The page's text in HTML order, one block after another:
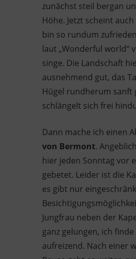
zunächst steil bergan
Höhe. Jetzt scheint
bin so rundum
laut „Wonderful world“
singe. Die Landschaft
ausnehmend gut, das
Hügel rundherum sanft
schlängelt sich frei
Dann mache ich einen
von Bermont.
hier jeden Sonntag vor
gebetet. Leider ist die
es gibt nur
Jungfrau neben der
ganz gelungen, ich
aufreizend. Nach einer